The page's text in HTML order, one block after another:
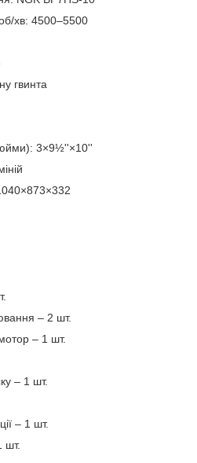
хв: 4500–5500
гвинта
3×9½''×10''
– 2 шт.
– 1 шт.
– 1 шт.
– 1 шт.
шт.